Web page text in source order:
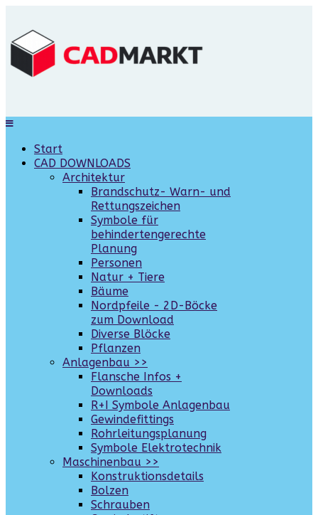
Start
CAD DOWNLOADS
Architektur
Brandschutz- Warn- und
Rettungszeichen
Symbole für
behindertengerechte
Planung
Personen
Natur + Tiere
Bäume
Nordpfeile - 2D-Böcke
zum Download
Diverse Blöcke
Pflanzen
Anlagenbau >>
Flansche Infos +
Downloads
R+I Symbole Anlagenbau
Gewindefittings
Rohrleitungsplanung
Symbole Elektrotechnik
Maschinenbau >>
Konstruktionsdetails
Bolzen
Schrauben